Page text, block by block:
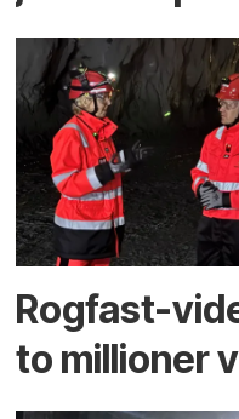
Rogfast-
to millioner